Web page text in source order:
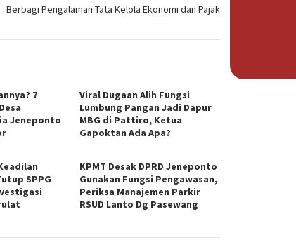
Berbagi Pengalaman Tata Kelola Ekonomi dan Pajak
7
Jeneponto
Viral Dugaan Alih Fungsi
Lumbung Pangan Jadi Dapur
MBG di Pattiro, Ketua
Gapoktan Ada Apa?
SPPG
KPMT Desak DPRD Jeneponto
Gunakan Fungsi Pengawasan,
Periksa Manajemen Parkir
RSUD Lanto Dg Pasewang